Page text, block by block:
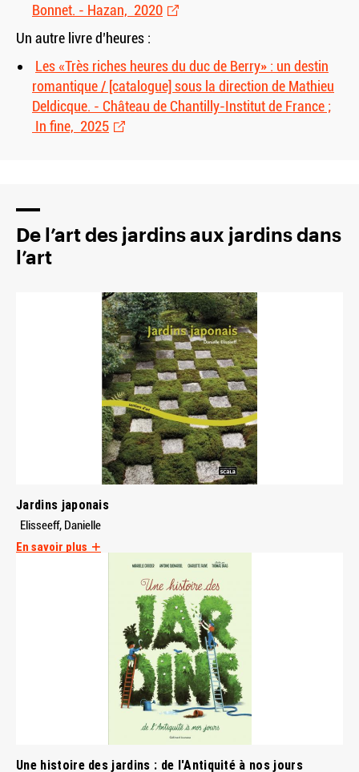
Bonnet. - Hazan, 2020
Un autre livre d’heures :
Les «Très riches heures du duc de Berry» : un destin
romantique / [catalogue] sous la direction de Mathieu
Deldicque. - Château de Chantilly-Institut de France ;
In fine, 2025
De l’art des jardins aux jardins dans
l’art
Jardins japonais
Elisseeff, Danielle
En savoir plus
Une histoire des jardins : de l'Antiquité à nos jours